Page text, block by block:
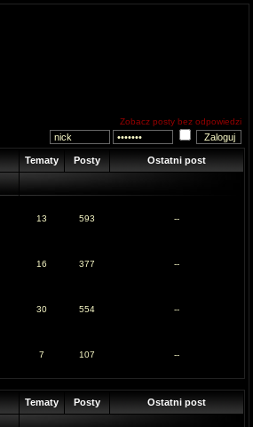
Zobacz posty bez odpowiedzi
Tematy Posty Ostatni post
13 593 --
16 377 --
30 554 --
7 107 --
Tematy Posty Ostatni post